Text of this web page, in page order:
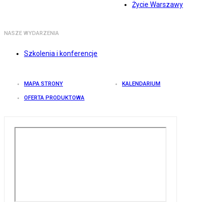
Życie Warszawy
NASZE WYDARZENIA
Szkolenia i konferencje
MAPA STRONY KALENDARIUM
OFERTA PRODUKTOWA